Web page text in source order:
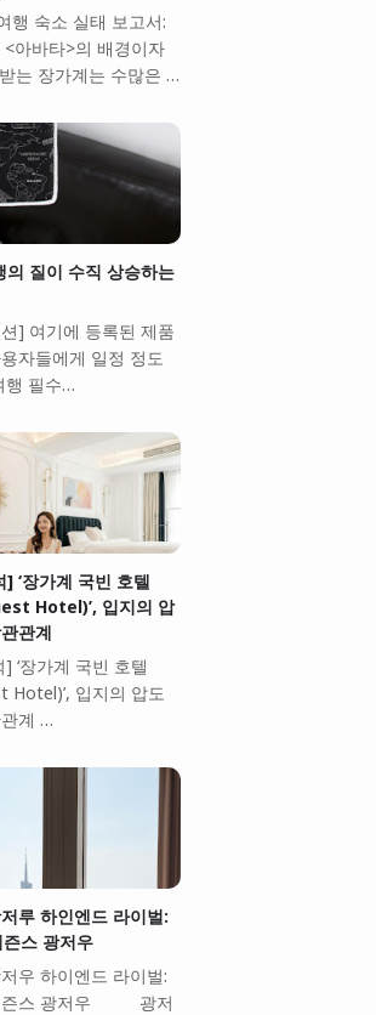
행 숙소 실태 보고서:
아바타>의 배경이자
는 장가계는 수많은 …
질이 수직 상승하는
] 여기에 등록된 제품
자들에게 일정 정도
행 필수…
‘장가계 국빈 호텔
Hotel)’, 입지의 압
관계
‘장가계 국빈 호텔
입지의 압도
계 …
루 하인엔드 라이벌:
스 광저우
우 하이엔드 라이벌:
즌스 광저우 광저